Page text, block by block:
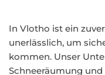
In Vlotho ist ein
unerlässlich, um
kommen. Unser
Schneeräumung und